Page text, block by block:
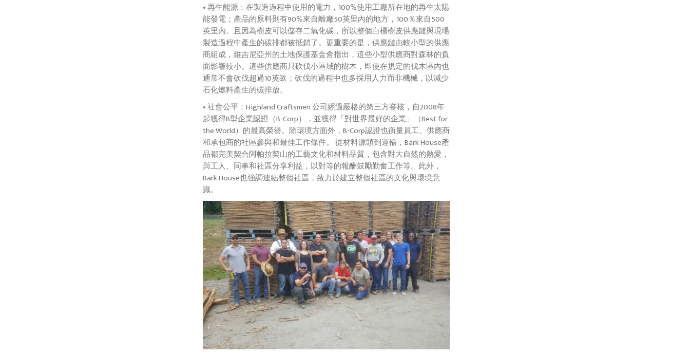
• 再生能源：在製造過程中使用的電力，100%使用工廠所在地的再生太陽
能發電；產品的原料則有90%來自離廠50英里內的地方，100％來自500
英里內。且因為樹皮可以儲存二氧化碳，所以整個白楊樹皮供應鏈與現場
製造過程中產生的碳排都被抵銷了。更重要的是，供應鏈由較小型的供應
商組成，維吉尼亞州的土地保護基金會指出，這些小型供應商對森林的負
面影響較小。這些供應商只砍伐小區域的樹木，即使在規定的伐木區內也
通常不會砍伐超過10英畝；砍伐的過程中也多採用人力而非機械，以減少
石化燃料產生的碳排放。
• 社會公平：Highland Craftsmen 公司經過嚴格的第三方審核，自20​​08年
起獲得B型企業認證（B-Corp），並獲得「對世界最好的企業」（Best for
the World）的最高榮譽。除環境方面外，B-Corp認證也衡量員工、供應商
和承包商的社區參與和最佳工作條件。 從材料源頭到運輸，Bark House產
品都完美契合阿帕拉契山的工藝文化和材料品質，包含對大自然的熱愛，
與工人、同事和社區分享利益，以對等的報酬鼓勵勤奮工作等。此外，
Bark House也強調連結整個社區，致力於建立整個社區的文化與環境意
識。